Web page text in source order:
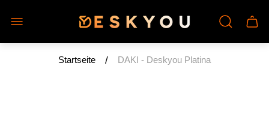
Laden-
Logo"
Startseite / DAKI - Deskyou Platina